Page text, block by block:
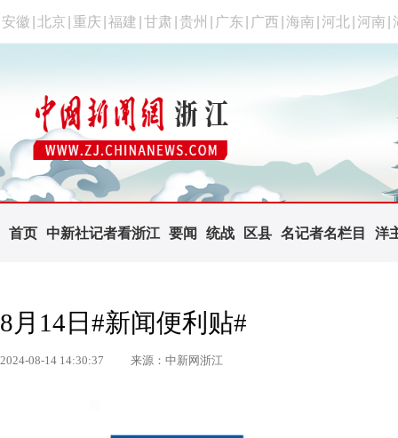
安徽 北京 重庆 福建 甘肃 贵州 广东 广西 海南 河北 河南
首页 中新社记者看浙江 要闻 统战 区县 名记者名栏目 洋
8月14日#新闻便利贴#
2024-08-14 14:30:37 来源：中新网浙江